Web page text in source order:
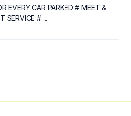
EVERY CAR PARKED # MEET &
SERVICE # ...